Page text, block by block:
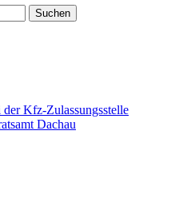
Suchen
Kfz-Zulassungsstelle
Dachau